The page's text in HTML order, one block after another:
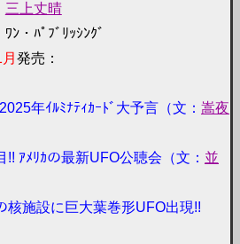
三上丈晴
ﾝ・ﾊﾟﾌﾞﾘｯｼﾝｸﾞ
発売：
年ｲﾙﾐﾅﾃｨｶｰﾄﾞ大予言（文： 嵩夜
ｱﾒﾘｶの最新UFO公聴会（文： 並
核施設に巨大葉巻形UFO出現!!